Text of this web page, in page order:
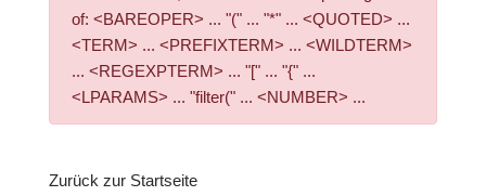
of: <BAREOPER> ... "(" ... "*" ... <QUOTED> ...
<TERM> ... <PREFIXTERM> ... <WILDTERM>
... <REGEXPTERM> ... "[" ... "{" ...
<LPARAMS> ... "filter(" ... <NUMBER> ...
Zurück zur Startseite